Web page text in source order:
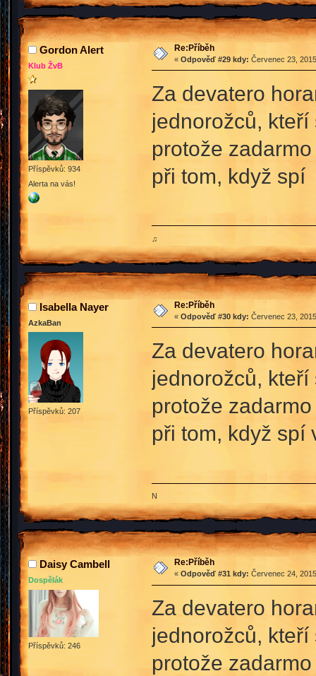
Gordon Alert
Klub ŽvB
Příspěvků: 934
Alerta na vás!
Re:Příběh
« Odpověď #29 kdy: Červenec 23,
Za devatero
jednorožců,
protože
při tom, když spí
♫
Isabella Nayer
AzkaBan
Příspěvků: 207
Re:Příběh
« Odpověď #30 kdy: Červenec 23,
Za devatero
jednorožců,
protože
při tom, když spí
N
Daisy Cambell
Dospělák
Příspěvků: 246
Re:Příběh
« Odpověď #31 kdy: Červenec 24,
Za devatero
jednorožců,
protože